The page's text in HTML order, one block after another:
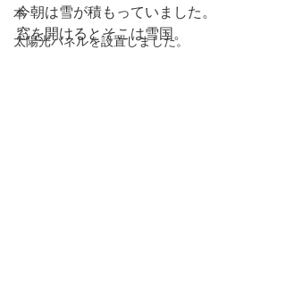
本
太陽光パネルを設置しました。
今朝は雪が積もっていました。
窓を開けるとそこは雪国。